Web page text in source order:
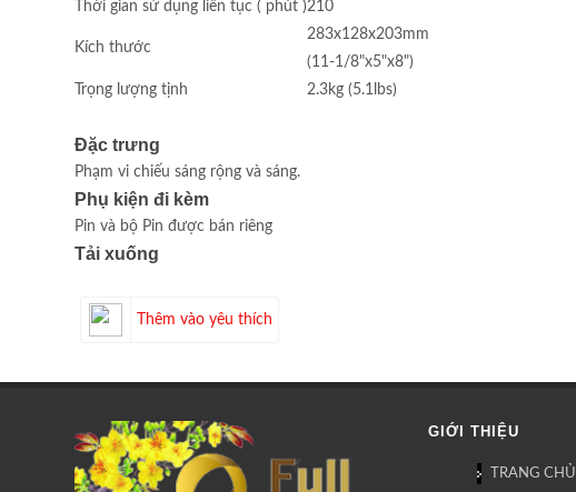
Thời gian sử dụng liên tục ( phút )210
Kích thước
283x128x203mm
(11-1/8"x5"x8")
Trọng lượng tịnh
2.3kg (5.1lbs)
Đặc trưng
Phạm vi chiếu sáng rộng và sáng.
Phụ kiện đi kèm
Pin và bộ Pin được bán riêng
Tải xuống
Thêm vào yêu thích
GIỚI THIỆU
TRANG CHỦ